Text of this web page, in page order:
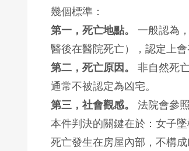
幾個標準：
第一，死亡地點。
一般認為
醫後在醫院死亡），認定上會
第二，死亡原因。
非自然死
通常不被認定為凶宅。
第三，社會觀感。
法院會參
本件判決的關鍵在於：女子
死亡發生在房屋內部，不構成